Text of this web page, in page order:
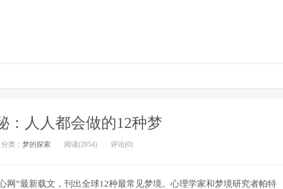
：人人都会做的12种梦
分类： 梦的探索 阅读(2054) 评论(0)
网”最新载文，刊出全球12种最常见梦境。心理学家和梦境研究者帕特